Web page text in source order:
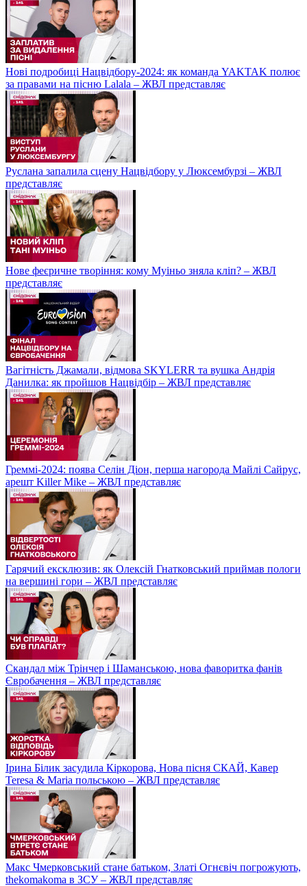
Нові подробиці Нацвідбору-2024: як команда YAKTAK полює
за правами на пісню Lalala – ЖВЛ представляє
Руслана запалила сцену Нацвідбору у Люксембурзі – ЖВЛ
представляє
Нове феєричне творіння: кому Муіньо зняла кліп? – ЖВЛ
представляє
Вагітність Джамали, відмова SKYLERR та вушка Андрія
Данилка: як пройшов Нацвідбір – ЖВЛ представляє
Греммі-2024: поява Селін Діон, перша нагорода Майлі Сайрус,
арешт Killer Mike – ЖВЛ представляє
Гарячий ексклюзив: як Олексій Гнатковський приймав пологи
на вершині гори – ЖВЛ представляє
Скандал між Трінчер і Шаманською, нова фаворитка фанів
Євробачення – ЖВЛ представляє
Ірина Білик засудила Кіркорова, Нова пісня СКАЙ, Кавер
Teresa & Maria польською – ЖВЛ представляє
Макс Чмерковський стане батьком, Златі Огнєвіч погрожують,
thekomakoma в ЗСУ – ЖВЛ представляє